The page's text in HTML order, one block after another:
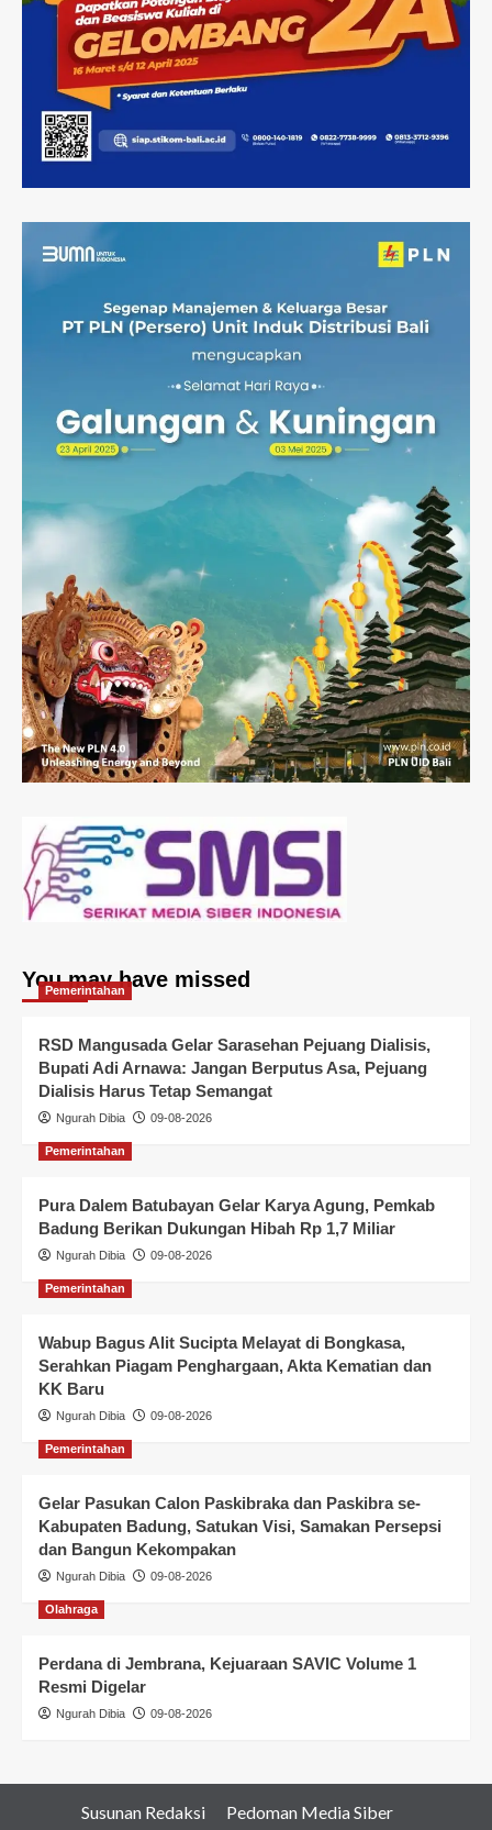
You may have missed
Pemerintahan
RSD Mangusada Gelar Sarasehan Pejuang Dialisis,
Bupati Adi Arnawa: Jangan Berputus Asa, Pejuang
Dialisis Harus Tetap Semangat
Ngurah Dibia 09-08-2026
Pemerintahan
Pura Dalem Batubayan Gelar Karya Agung, Pemkab
Badung Berikan Dukungan Hibah Rp 1,7 Miliar
Ngurah Dibia 09-08-2026
Pemerintahan
Wabup Bagus Alit Sucipta Melayat di Bongkasa,
Serahkan Piagam Penghargaan, Akta Kematian dan
KK Baru
Ngurah Dibia 09-08-2026
Pemerintahan
Gelar Pasukan Calon Paskibraka dan Paskibra se-
Kabupaten Badung, Satukan Visi, Samakan Persepsi
dan Bangun Kekompakan
Ngurah Dibia 09-08-2026
Olahraga
Perdana di Jembrana, Kejuaraan SAVIC Volume 1
Resmi Digelar
Ngurah Dibia 09-08-2026
Susunan Redaksi
Pedoman Media Siber